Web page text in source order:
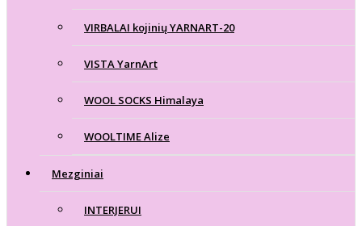
VIRBALAI kojinių YARNART-20
VISTA YarnArt
WOOL SOCKS Himalaya
WOOLTIME Alize
Mezginiai
INTERJERUI